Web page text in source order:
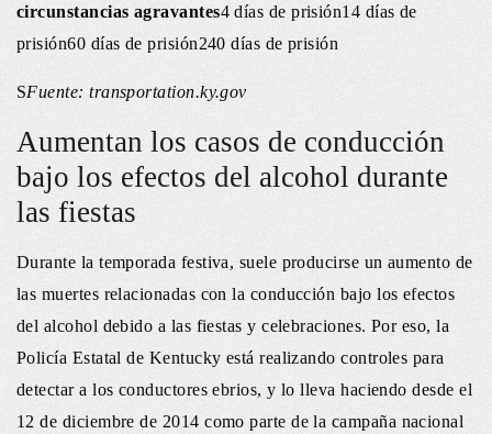
circunstancias agravantes4 días de prisión14 días de
prisión60 días de prisión240 días de prisión
SFuente: transportation.ky.gov
Aumentan los casos de conducción
bajo los efectos del alcohol durante
las fiestas
Durante la temporada festiva, suele producirse un aumento de
las muertes relacionadas con la conducción bajo los efectos
del alcohol debido a las fiestas y celebraciones. Por eso, la
Policía Estatal de Kentucky está realizando controles para
detectar a los conductores ebrios, y lo lleva haciendo desde el
12 de diciembre de 2014 como parte de la campaña nacional